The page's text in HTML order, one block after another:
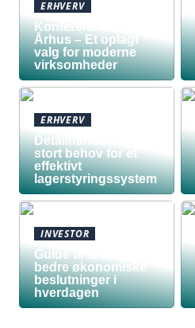
ERHVERV
Konferencelokaler
Århus – Et oplagt
valg for moderne
virksomheder
ERHVERV
Detailhandel har
stort behov for et
effektivt
lagerstyringssystem
INVESTOR
Guide til at træffe
bedre økonomiske
beslutninger i
hverdagen